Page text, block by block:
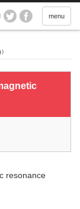
menu
resonance